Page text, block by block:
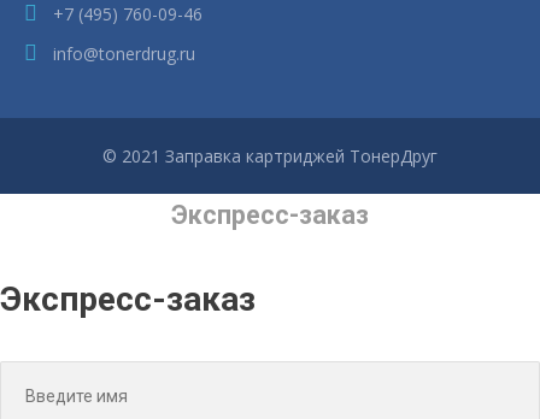
+7 (495) 760-09-46
info@tonerdrug.ru
© 2021 Заправка картриджей ТонерДруг
Экспресс-заказ
Экспресс-заказ